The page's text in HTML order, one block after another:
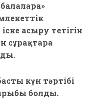
асыру тетігін
сұрақтарға
күн тәртібі
болды.